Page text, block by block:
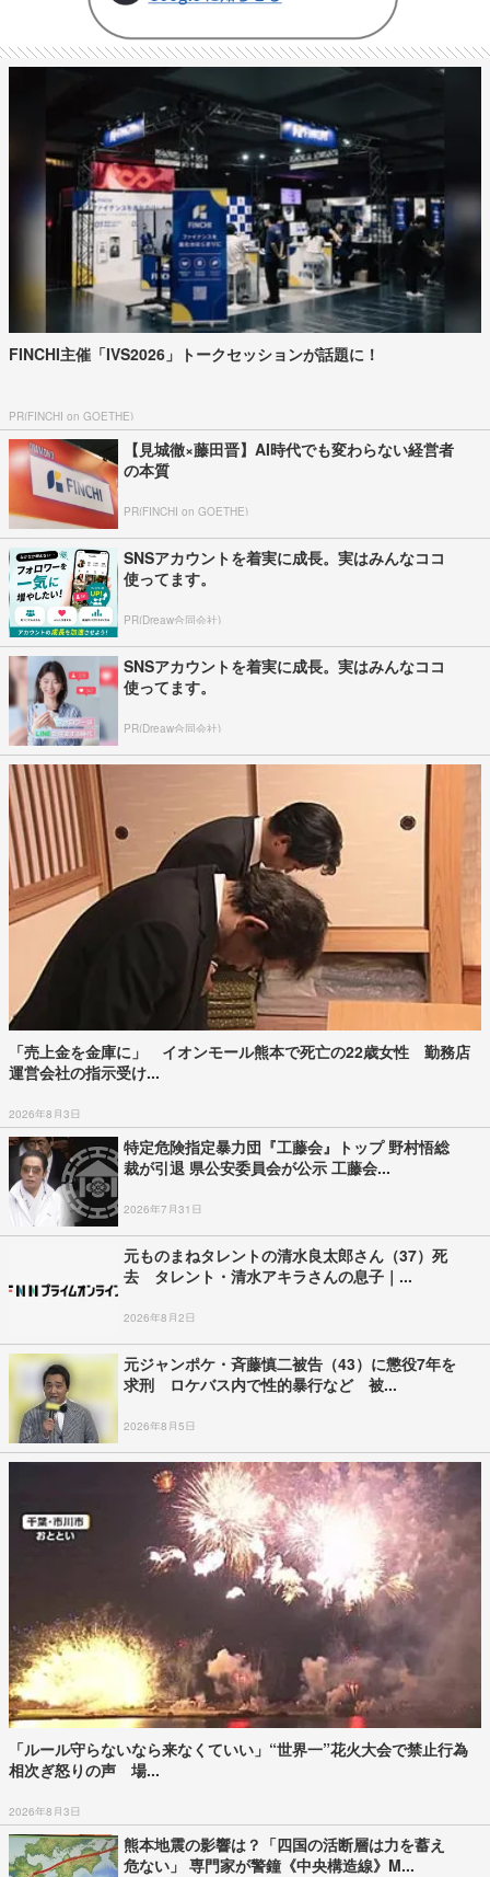
FINCHI主催「IVS2026」トークセッションが話題に！
PR(FINCHI on GOETHE)
【見城徹×藤田晋】AI時代でも変わらない経営者
の本質
PR(FINCHI on GOETHE)
SNSアカウントを着実に成長。実はみんなココ
使ってます。
PR(Dreaw合同会社)
SNSアカウントを着実に成長。実はみんなココ
使ってます。
PR(Dreaw合同会社)
「売上金を金庫に」 イオンモール熊本で死亡の22歳女性 勤務店
運営会社の指示受け...
2026年8月3日
特定危険指定暴力団『工藤会』トップ 野村悟総
裁が引退 県公安委員会が公示 工藤会...
2026年7月31日
元ものまねタレントの清水良太郎さん（37）死
去 タレント・清水アキラさんの息子｜...
2026年8月2日
元ジャンポケ・斉藤慎二被告（43）に懲役7年を
求刑 ロケバス内で性的暴行など 被...
2026年8月5日
「ルール守らないなら来なくていい」“世界一”花火大会で禁止行為
相次ぎ怒りの声 場...
2026年8月3日
熊本地震の影響は？「四国の活断層は力を蓄え
危ない」 専門家が警鐘《中央構造線》M...